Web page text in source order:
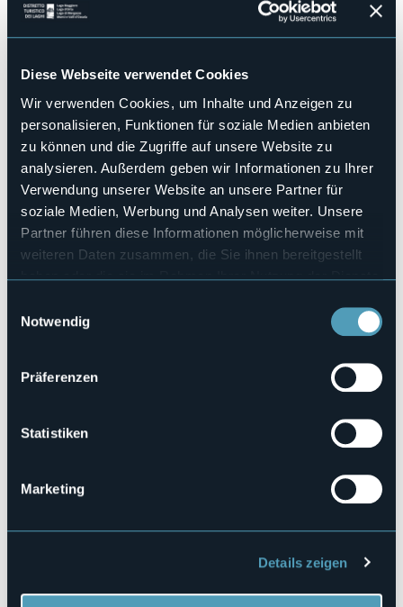
Diese Webseite verwendet Cookies
Wir verwenden Cookies, um Inhalte und Anzeigen zu
personalisieren, Funktionen für soziale Medien anbieten
zu können und die Zugriffe auf unsere Website zu
analysieren. Außerdem geben wir Informationen zu Ihrer
Verwendung unserer Website an unsere Partner für
soziale Medien, Werbung und Analysen weiter. Unsere
Partner führen diese Informationen möglicherweise mit
weiteren Daten zusammen, die Sie ihnen bereitgestellt
haben oder die sie im Rahmen Ihrer Nutzung der Dienste
Notwendig
Präferenzen
Statistiken
Marketing
Details zeigen
Hallenbad
No
Anzahl der Zimmer
Anzahl der Betten
E-mail
rifugiomargaroli@libero.it
Webseite
http://www.rifugiomargarolicai.com
+39 0324 308093 / +39 3289040431
103031-RIF-00001
Loc. Alpe Vannino